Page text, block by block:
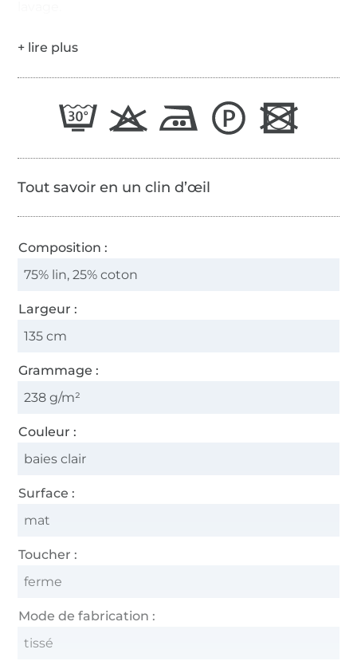
Tout savoir en un clin d’œil
Composition :
75% lin, 25% coton
Largeur :
135 cm
Grammage :
238 g/m²
Couleur :
baies clair
Surface :
mat
Toucher :
ferme
Mode de fabrication :
tissé